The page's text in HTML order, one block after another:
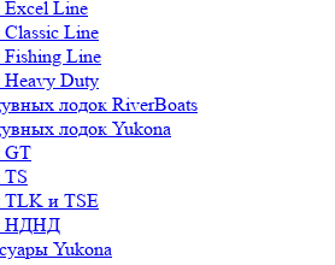
Line
Line
Line
Heavy Duty
лодок RiverBoats
лодок Yukona
GT
TLK и TSE
НДНД
Yukona